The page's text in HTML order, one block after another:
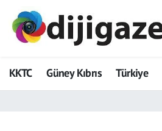
KKTC Güney Kıbrıs Türkiye
ADVERTORIAL
Dijigazete
Hava Durumu
Trafik Durumu